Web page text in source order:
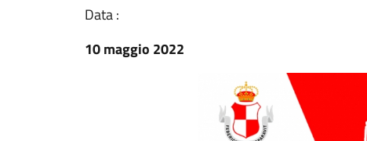
Data :
10 maggio 2022